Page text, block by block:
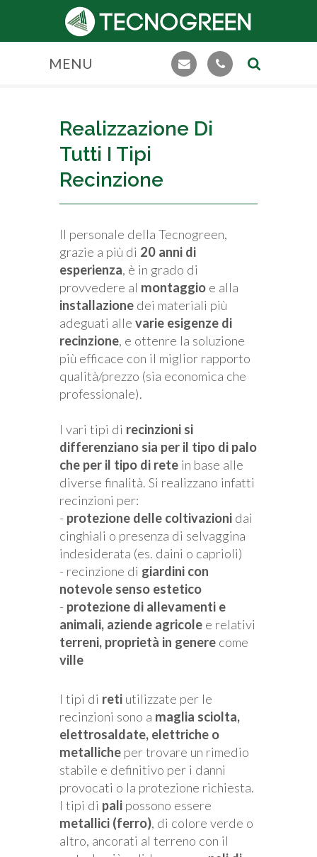
MENU
Realizzazione Di
Tutti I Tipi
Recinzione
Il personale della Tecnogreen,
grazie a più di 20 anni di
esperienza, è in grado di
provvedere al montaggio e alla
installazione dei materiali più
adeguati alle varie esigenze di
recinzione, e ottenre la soluzione
più efficace con il miglior rapporto
qualità/prezzo (sia economica che
professionale).
I vari tipi di recinzioni si
differenziano sia per il tipo di palo
che per il tipo di rete in base alle
diverse finalità. Si realizzano infatti
recinzioni per:
- protezione delle coltivazioni dai
cinghiali o presenza di selvaggina
indesiderata (es. daini o caprioli)
- recinzione di giardini con
notevole senso estetico
- protezione di allevamenti e
animali, aziende agricole e relativi
terreni, proprietà in genere come
ville
I tipi di reti utilizzate per le
recinzioni sono a maglia sciolta,
elettrosaldate, elettriche o
metalliche per trovare un rimedio
stabile e definitivo per i danni
provocati o la protezione richiesta.
I tipi di pali possono essere
metallici (ferro), di colore verde o
altro, ancorati al terreno con il